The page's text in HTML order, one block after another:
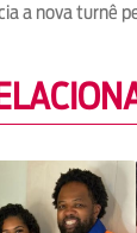
a nova turnê